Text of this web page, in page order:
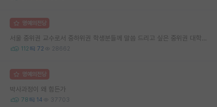
명예의전당
서울 중위권 교수로서 중하위권 학생분들께 말씀 드리고 싶은 중위권 대학 연구실의 강점
112 72 28662
명예의전당
박사과정이 왜 힘든가
78 14 37703